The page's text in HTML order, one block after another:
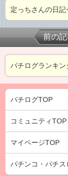
定っちさんの日記
前の
パチログランキン
パチログTOP
コミュニティTOP
マイページTOP
パチンコ・パチ